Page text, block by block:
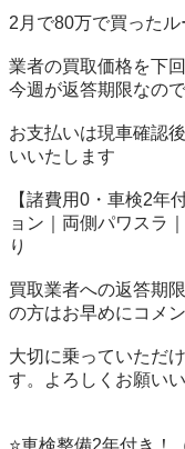
2月で80万で買ったル
業者の買取価格を下
今週が返答期限なの
お支払いは現車確認
いいたします
【諸費用0・車検2年
ョン｜両側パワスラ
り
買取業者への返答期
の方はお早めにコメ
大切に乗っていただ
す。よろしくお願いい
⭐️車検整備2年付き！